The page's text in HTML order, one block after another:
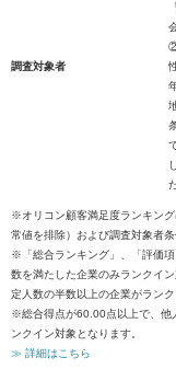
調査対象者
※オリコン顧客満足度ランキン
常値を排除）および調査対象者
※「総合ランキング」、「評価
数を満たした企業のみランクイ
定人数の半数以上の企業がランク
※総合得点が60.00点以上で、他
ンクイン対象となります。
≫ 詳細はこちら